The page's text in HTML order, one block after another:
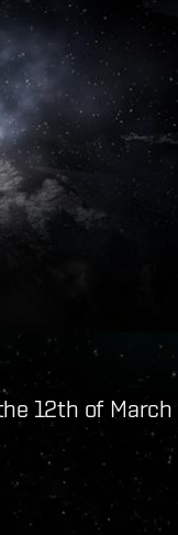
12th of March